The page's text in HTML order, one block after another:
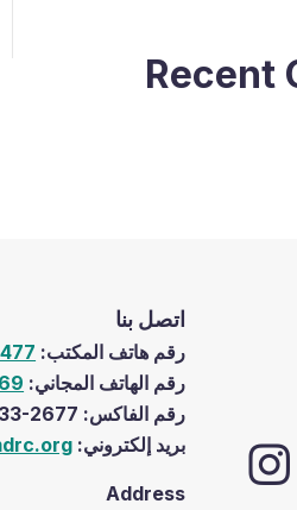
Recent
اتصل بنا
رقم ھاتف المكتب:
رقم الھاتف المجاني:
رقم الفاكس: Fax Number (517) 333-2677
برید إلكتروني:
Address